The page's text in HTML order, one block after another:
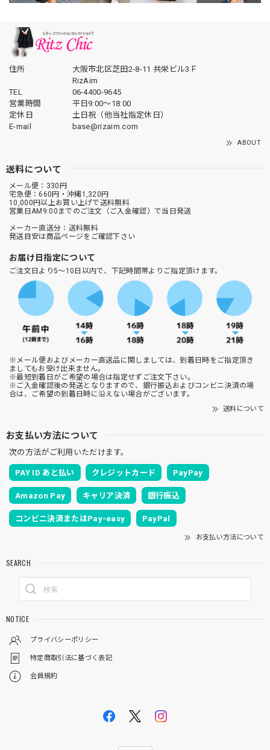
住所
大阪市北区芝田2-8-11 共栄ビル3Ｆ
RizAim
TEL
06-4400-9645
営業時間
平日9:00～18:00
定休日
土日祝（他当社指定休日）
E-mail
base@rizaim.com
ABOUT
送料について
メール便：330円
宅急便：660円・沖縄1,320円
10,000円以上お買い上げで送料無料
営業日AM9:00までのご注文（ご入金確認）で当日発送
メーカー直送分：送料無料
発送目安は商品ページをご確認下さい
お届け日指定について
ご注文日より5～10日以内で、下記時間帯よりご指定頂けます。
※メール便およびメーカー直送品に関しましては、到着日時をご指定頂き
ましてもお受け出来ません。
※最短到着日がご希望の場合は指定せずご注文下さい。
※ご入金確認後の発送となりますので、銀行振込およびコンビニ決済の場
合は、ご希望の到着日時に沿えない場合がございます。
送料について
お支払い方法について
次の方法がご利用いただけます。
PAY ID あと払い クレジットカード PayPay
Amazon Pay キャリア決済 銀行振込
コンビニ決済またはPay-easy PayPal
お支払い方法について
SEARCH
NOTICE
プライバシーポリシー
特定商取引法に基づく表記
会員規約